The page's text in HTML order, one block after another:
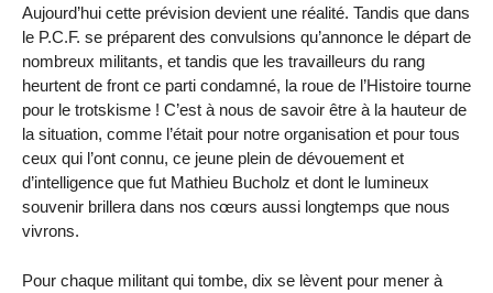
Aujourd’hui cette prévision devient une réalité. Tandis que dans
le P.C.F. se préparent des convulsions qu’annonce le départ de
nombreux militants, et tandis que les travailleurs du rang
heurtent de front ce parti condamné, la roue de l’Histoire tourne
pour le trotskisme ! C’est à nous de savoir être à la hauteur de
la situation, comme l’était pour notre organisation et pour tous
ceux qui l’ont connu, ce jeune plein de dévouement et
d’intelligence que fut Mathieu Bucholz et dont le lumineux
souvenir brillera dans nos cœurs aussi longtemps que nous
vivrons.
Pour chaque militant qui tombe, dix se lèvent pour mener à